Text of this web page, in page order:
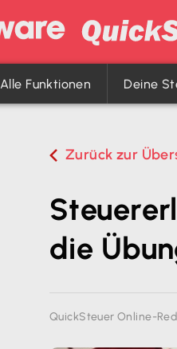
Alle Funktionen Deine
Zurück zur
die
QuickSteuer Online-